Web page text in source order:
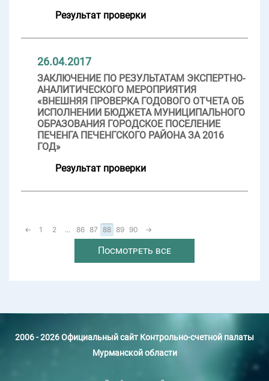
Результат проверки
26.04.2017
ЗАКЛЮЧЕНИЕ ПО РЕЗУЛЬТАТАМ ЭКСПЕРТНО-
АНАЛИТИЧЕСКОГО МЕРОПРИЯТИЯ
«ВНЕШНЯЯ ПРОВЕРКА ГОДОВОГО ОТЧЕТА ОБ
ИСПОЛНЕНИИ БЮДЖЕТА МУНИЦИПАЛЬНОГО
ОБРАЗОВАНИЯ ГОРОДСКОЕ ПОСЕЛЕНИЕ
ПЕЧЕНГА ПЕЧЕНГСКОГО РАЙОНА ЗА 2016
ГОД»
Результат проверки
← 1 2 ... 86 87 88 89 90 →
Посмотреть все
2006 - 2026 Официальный сайт Контрольно-счетной палаты
Мурманской области